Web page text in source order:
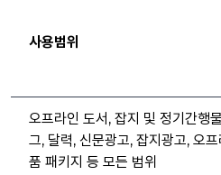
사용범위
오프라인 도서, 잡지 및 정기간행
그, 달력, 신문광고, 잡지광고, 오
품 패키지 등 모든 범위